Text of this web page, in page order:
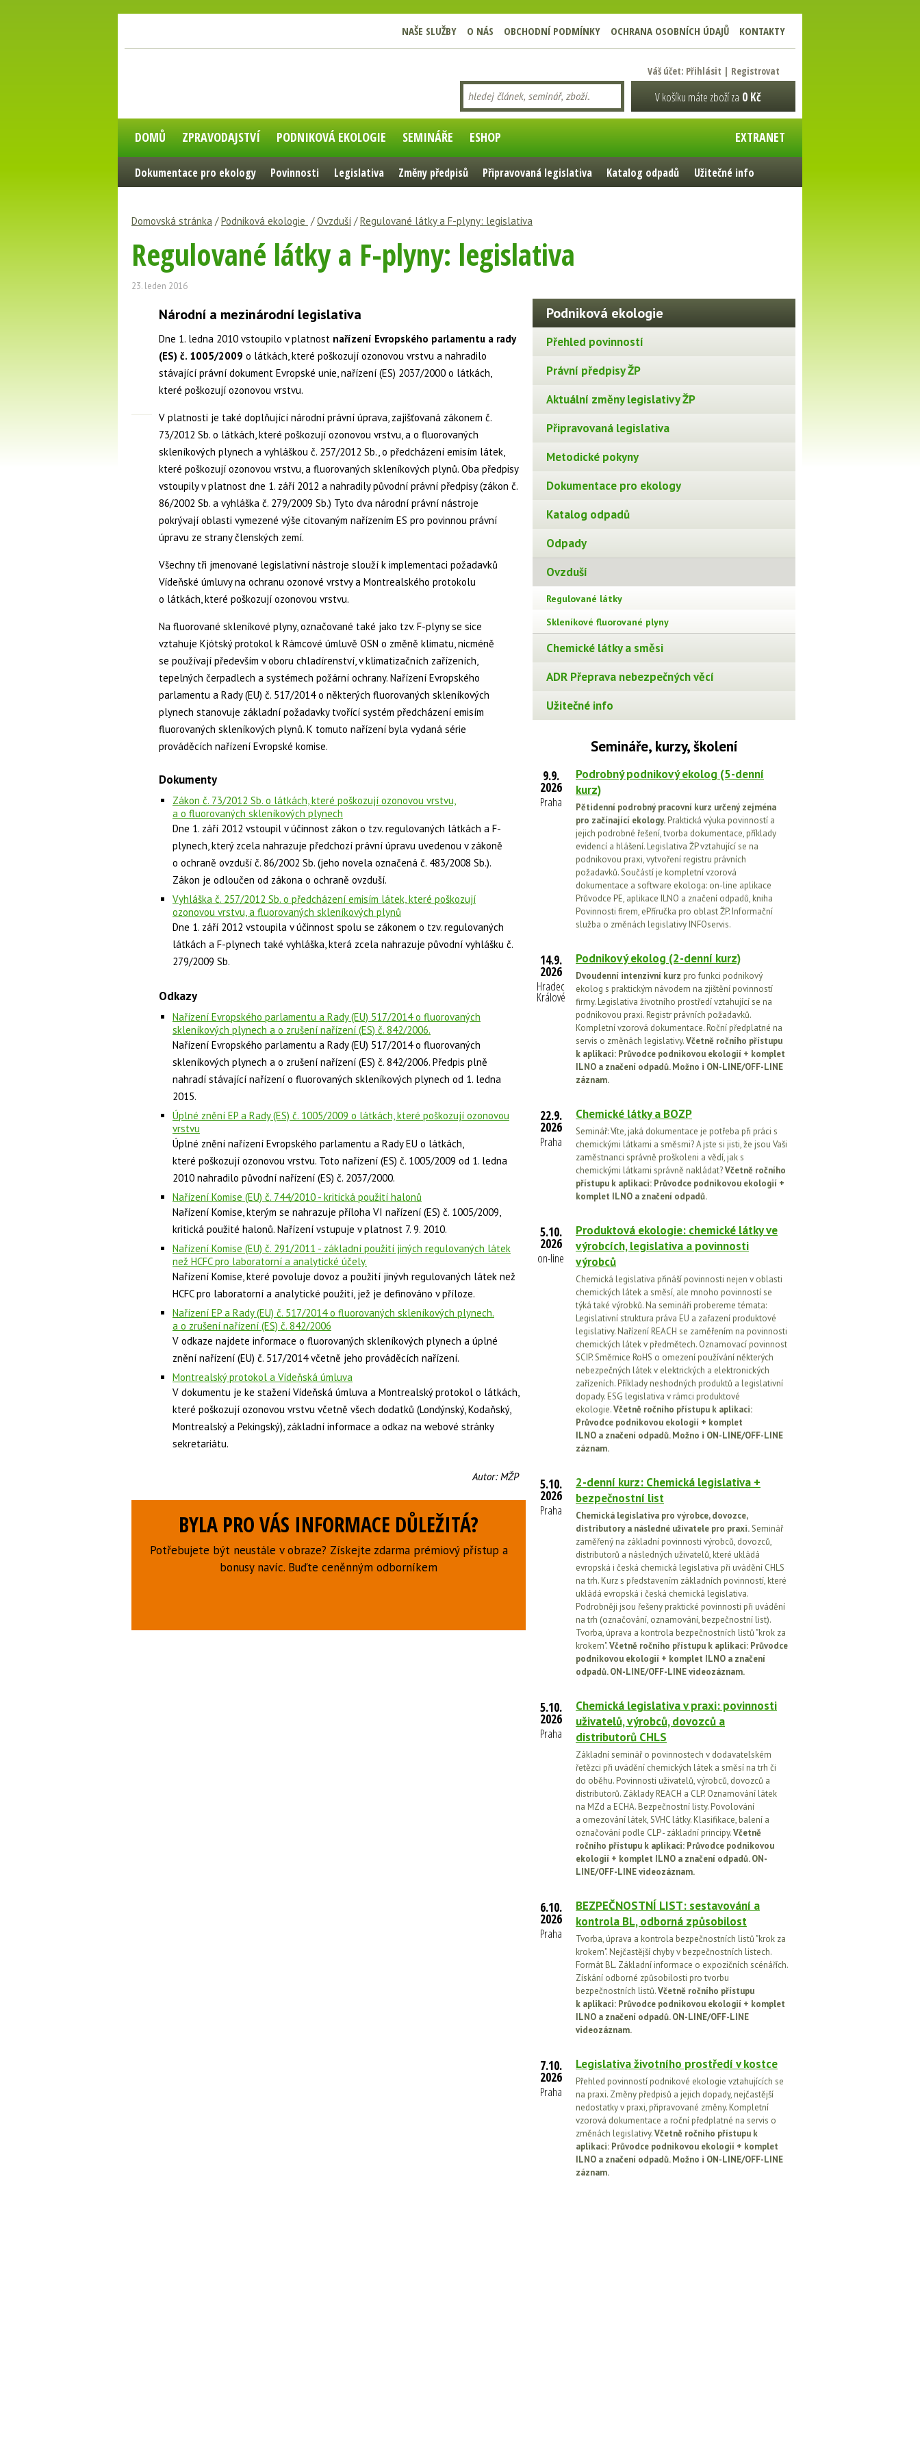
NAŠE SLUŽBY O NÁS OBCHODNÍ PODMÍNKY OCHRANA OSOBNÍCH ÚDAJŮ KONTAKTY
Váš účet: Přihlásit | Registrovat
V košíku máte zboží za 0 Kč
DOMŮ ZPRAVODAJSTVÍ PODNIKOVÁ EKOLOGIE SEMINÁŘE ESHOP EXTRANET
Dokumentace pro ekology Povinnosti Legislativa Změny předpisů Připravovaná legislativa Katalog odpadů Užitečné info
Domovská stránka /Podniková ekologie /Ovzduší /Regulované látky a F-plyny: legislativa
Regulované látky a F-plyny: legislativa
23. leden 2016
Národní a mezinárodní legislativa
Dne 1. ledna 2010 vstoupilo v platnost nařízení Evropského parlamentu a rady
(ES) č. 1005/2009 o látkách, které poškozují ozonovou vrstvu a nahradilo
stávající právní dokument Evropské unie, nařízení (ES) 2037/2000 o látkách,
které poškozují ozonovou vrstvu.
V platnosti je také doplňující národní právní úprava, zajišťovaná zákonem č.
73/2012 Sb. o látkách, které poškozují ozonovou vrstvu, a o fluorovaných
skleníkových plynech a vyhláškou č. 257/2012 Sb., o předcházení emisím látek,
které poškozují ozonovou vrstvu, a fluorovaných skleníkových plynů. Oba předpisy
vstoupily v platnost dne 1. září 2012 a nahradily původní právní předpisy (zákon č.
86/2002 Sb. a vyhláška č. 279/2009 Sb.) Tyto dva národní právní nástroje
pokrývají oblasti vymezené výše citovaným nařízením ES pro povinnou právní
úpravu ze strany členských zemí.
Všechny tři jmenované legislativní nástroje slouží k implementaci požadavků
Vídeňské úmluvy na ochranu ozonové vrstvy a Montrealského protokolu
o látkách, které poškozují ozonovou vrstvu.
Na fluorované skleníkové plyny, označované také jako tzv. F-plyny se sice
vztahuje Kjótský protokol k Rámcové úmluvě OSN o změně klimatu, nicméně
se používají především v oboru chladírenství, v klimatizačních zařízeních,
tepelných čerpadlech a systémech požární ochrany. Nařízení Evropského
parlamentu a Rady (EU) č. 517/2014 o některých fluorovaných skleníkových
plynech stanovuje základní požadavky tvořící systém předcházení emisím
fluorovaných skleníkových plynů. K tomuto nařízení byla vydaná série
prováděcích nařízení Evropské komise.
Dokumenty
Zákon č. 73/2012 Sb. o látkách, které poškozují ozonovou vrstvu,
a o fluorovaných skleníkových plynech
Dne 1. září 2012 vstoupil v účinnost zákon o tzv. regulovaných látkách a F-
plynech, který zcela nahrazuje předchozí právní úpravu uvedenou v zákoně
o ochraně ovzduší č. 86/2002 Sb. (jeho novela označená č. 483/2008 Sb.).
Zákon je odloučen od zákona o ochraně ovzduší.
Vyhláška č. 257/2012 Sb. o předcházení emisím látek, které poškozují
ozonovou vrstvu, a fluorovaných skleníkových plynů
Dne 1. září 2012 vstoupila v účinnost spolu se zákonem o tzv. regulovaných
látkách a F-plynech také vyhláška, která zcela nahrazuje původní vyhlášku č.
279/2009 Sb.
Odkazy
Nařízení Evropského parlamentu a Rady (EU) 517/2014 o fluorovaných
skleníkových plynech a o zrušení nařízení (ES) č. 842/2006.
Nařízení Evropského parlamentu a Rady (EU) 517/2014 o fluorovaných
skleníkových plynech a o zrušení nařízení (ES) č. 842/2006. Předpis plně
nahradí stávající nařízení o fluorovaných skleníkových plynech od 1. ledna
2015.
Úplné znění EP a Rady (ES) č. 1005/2009 o látkách, které poškozují ozonovou
vrstvu
Úplné znění nařízení Evropského parlamentu a Rady EU o látkách,
které poškozují ozonovou vrstvu. Toto nařízení (ES) č. 1005/2009 od 1. ledna
2010 nahradilo původní nařízení (ES) č. 2037/2000.
Nařízení Komise (EU) č. 744/2010 - kritická použití halonů
Nařízení Komise, kterým se nahrazuje příloha VI nařízení (ES) č. 1005/2009,
kritická použité halonů. Nařízení vstupuje v platnost 7. 9. 2010.
Nařízení Komise (EU) č. 291/2011 - základní použití jiných regulovaných látek
než HCFC pro laboratorní a analytické účely.
Nařízení Komise, které povoluje dovoz a použití jinývh regulovaných látek než
HCFC pro laboratorní a analytické použití, jež je definováno v příloze.
Nařízení EP a Rady (EU) č. 517/2014 o fluorovaných skleníkových plynech.
a o zrušení nařízení (ES) č. 842/2006
V odkaze najdete informace o fluorovaných skleníkových plynech a úplné
znění nařízení (EU) č. 517/2014 včetně jeho prováděcích nařízení.
Montrealský protokol a Vídeňská úmluva
V dokumentu je ke stažení Vídeňská úmluva a Montrealský protokol o látkách,
které poškozují ozonovou vrstvu včetně všech dodatků (Londýnský, Kodaňský,
Montrealský a Pekingský), základní informace a odkaz na webové stránky
sekretariátu.
Autor:MŽP
BYLA PRO VÁS INFORMACE DŮLEŽITÁ?
Potřebujete být neustále v obraze? Získejte zdarma prémiový přístup a
bonusy navíc. Buďte ceněnným odborníkem
Podniková ekologie
Přehled povinností
Právní předpisy ŽP
Aktuální změny legislativy ŽP
Připravovaná legislativa
Metodické pokyny
Dokumentace pro ekology
Katalog odpadů
Odpady
Ovzduší
Regulované látky
Skleníkové fluorované plyny
Chemické látky a směsi
ADR Přeprava nebezpečných věcí
Užitečné info
Semináře, kurzy, školení
9.9.
2026
Praha
Podrobný podnikový ekolog (5-denní
kurz)
Pětidenní podrobný pracovní kurz určený zejména
pro začínající ekology. Praktická výuka povinností a
jejich podrobné řešení, tvorba dokumentace, příklady
evidencí a hlášení. Legislativa ŽP vztahující se na
podnikovou praxi, vytvoření registru právních
požadavků. Součástí je kompletní vzorová
dokumentace a software ekologa: on-line aplikace
Průvodce PE, aplikace ILNO a značení odpadů, kniha
Povinnosti firem, ePříručka pro oblast ŽP. Informační
služba o změnách legislativy INFOservis.
14.9.
2026
Hradec
Králové
Podnikový ekolog (2-denní kurz)
Dvoudenní intenzivní kurz pro funkci podnikový
ekolog s praktickým návodem na zjištění povinností
firmy. Legislativa životního prostředí vztahující se na
podnikovou praxi. Registr právních požadavků.
Kompletní vzorová dokumentace. Roční předplatné na
servis o změnách legislativy.Včetně ročního přístupu
k aplikaci: Průvodce podnikovou ekologií + komplet
ILNO a značení odpadů. Možno i ON-LINE/OFF-LINE
záznam.
22.9.
2026
Praha
Chemické látky a BOZP
Seminář: Víte, jaká dokumentace je potřeba při práci s
chemickými látkami a směsmi? A jste si jisti, že jsou Vaši
zaměstnanci správně proškoleni a vědí, jak s
chemickými látkami správně nakládat?Včetně ročního
přístupu k aplikaci: Průvodce podnikovou ekologií +
komplet ILNO a značení odpadů.
5.10.
2026
on-line
Produktová ekologie: chemické látky ve
výrobcích, legislativa a povinnosti
výrobců
Chemická legislativa přináší povinnosti nejen v oblasti
chemických látek a směsí, ale mnoho povinností se
týká také výrobků. Na semináři probereme témata:
Legislativní struktura práva EU a zařazení produktové
legislativy. Nařízení REACH se zaměřením na povinnosti
chemických látek v předmětech. Oznamovací povinnost
SCIP. Směrnice RoHS o omezení používání některých
nebezpečných látek v elektrických a elektronických
zařízeních. Příklady neshodných produktů a legislativní
dopady. ESG legislativa v rámci produktové
ekologie.Včetně ročního přístupu k aplikaci:
Průvodce podnikovou ekologií + komplet
ILNO a značení odpadů. Možno i ON-LINE/OFF-LINE
záznam.
5.10.
2026
Praha
2-denní kurz: Chemická legislativa +
bezpečnostní list
Chemická legislativa pro výrobce, dovozce,
distributory a následné uživatele pro praxi.Seminář
zaměřený na základní povinnosti výrobců, dovozců,
distributorů a následných uživatelů, které ukládá
evropská i česká chemická legislativa při uvádění CHLS
na trh. Kurz s představením základních povinností, které
ukládá evropská i česká chemická legislativa.
Podrobněji jsou řešeny praktické povinnosti při uvádění
na trh (označování, oznamování, bezpečnostní list).
Tvorba, úprava a kontrola bezpečnostních listů "krok za
krokem".Včetně ročního přístupu k aplikaci: Průvodce
podnikovou ekologií + komplet ILNO a značení
odpadů. ON-LINE/OFF-LINE videozáznam.
5.10.
2026
Praha
Chemická legislativa v praxi: povinnosti
uživatelů, výrobců, dovozců a
distributorů CHLS
Základní seminář o povinnostech v dodavatelském
řetězci při uvádění chemických látek a směsí na trh či
do oběhu. Povinnosti uživatelů, výrobců, dovozců a
distributorů. Základy REACH a CLP. Oznamování látek
na MZd a ECHA. Bezpečnostní listy. Povolování
a omezování látek, SVHC látky. Klasifikace, balení a
označování podle CLP - základní principy.Včetně
ročního přístupu k aplikaci: Průvodce podnikovou
ekologií + komplet ILNO a značení odpadů. ON-
LINE/OFF-LINE videozáznam.
6.10.
2026
Praha
BEZPEČNOSTNÍ LIST: sestavování a
kontrola BL, odborná způsobilost
Tvorba, úprava a kontrola bezpečnostních listů "krok za
krokem". Nejčastější chyby v bezpečnostních listech.
Formát BL. Základní informace o expozičních scénářích.
Získání odborné způsobilosti pro tvorbu
bezpečnostních listů.Včetně ročního přístupu
k aplikaci: Průvodce podnikovou ekologií + komplet
ILNO a značení odpadů. ON-LINE/OFF-LINE
videozáznam.
7.10.
2026
Praha
Legislativa životního prostředí v kostce
Přehled povinností podnikové ekologie vztahujících se
na praxi. Změny předpisů a jejich dopady, nejčastější
nedostatky v praxi, připravované změny. Kompletní
vzorová dokumentace a roční předplatné na servis o
změnách legislativy.Včetně ročního přístupu k
aplikaci: Průvodce podnikovou ekologií + komplet
ILNO a značení odpadů. Možno i ON-LINE/OFF-LINE
záznam.